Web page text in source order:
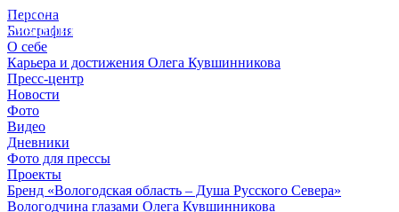
Персона
Биография
О себе
Карьера и достижения Олега Кувшинникова
Пресс-центр
Новости
Фото
Видео
Дневники
Фото для прессы
Проекты
Бренд «Вологодская область – Душа Русского Севера»
Вологодчина глазами Олега Кувшинникова
© 2012 - 2023,
КУВШИННИКОВ О.А.